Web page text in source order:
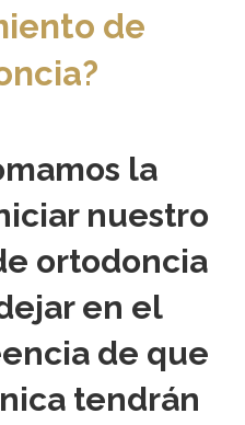
de
la
nuestro
ortodoncia
en el
de que
tendrán